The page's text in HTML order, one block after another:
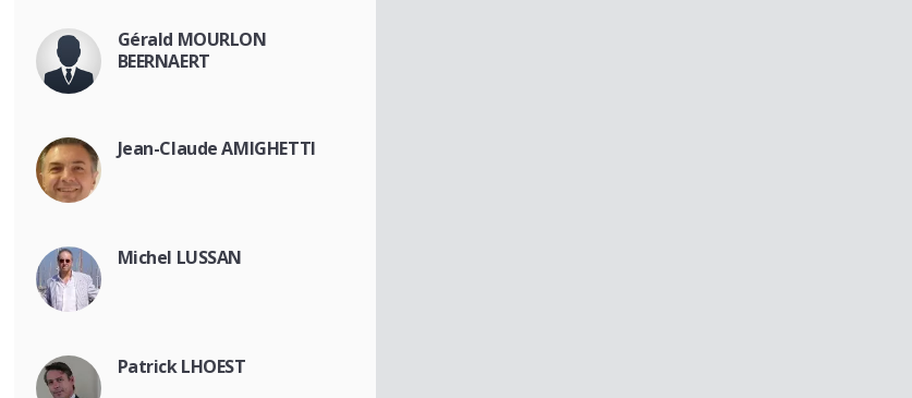
Gérald MOURLON
BEERNAERT
Jean-Claude AMIGHETTI
Michel LUSSAN
Patrick LHOEST